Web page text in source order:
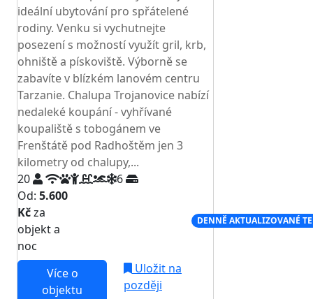
ideální ubytování pro spřátelené
rodiny. Venku si vychutnejte
posezení s možností využít gril, krb,
ohniště a pískoviště. Výborně se
zabavíte v blízkém lanovém centru
Tarzanie. Chalupa Trojanovice nabízí
nedaleké koupání - vyhřívané
koupaliště s tobogánem ve
Frenštátě pod Radhoštěm jen 3
kilometry od chalupy,...
20
6
Od: 5.600
Kčza
objekt a
noc
DENNĚ AKTUALIZOVANÉ
Více o
objektu
Uložit na
později